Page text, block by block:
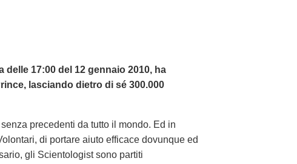
delle 17:00 del 12 gennaio 2010, ha
lasciando dietro di sé 300.000
precedenti da tutto il mondo. Ed in
di portare aiuto efficace dovunque ed
gli Scientologist sono partiti